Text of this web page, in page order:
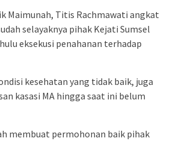
Maimunah, Titis Rachmawati angkat
selayaknya pihak Kejati Sumsel
eksekusi penahanan terhadap
kesehatan yang tidak baik, juga
kasasi MA hingga saat ini belum
membuat permohonan baik pihak